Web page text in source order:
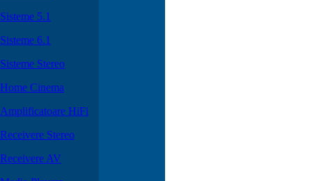
Sisteme 5.1
Sisteme 6.1
Sisteme Stereo
Home Cinema
Amplificatoare HiFi
Receivere Stereo
Receivere AV